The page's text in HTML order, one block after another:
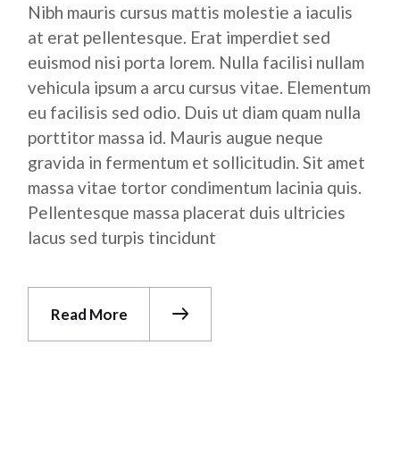
Nibh mauris cursus mattis molestie a iaculis
at erat pellentesque. Erat imperdiet sed
euismod nisi porta lorem. Nulla facilisi nullam
vehicula ipsum a arcu cursus vitae. Elementum
eu facilisis sed odio. Duis ut diam quam nulla
porttitor massa id. Mauris augue neque
gravida in fermentum et sollicitudin. Sit amet
massa vitae tortor condimentum lacinia quis.
Pellentesque massa placerat duis ultricies
lacus sed turpis tincidunt
Read More